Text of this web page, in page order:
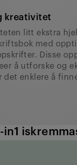
kreativitet
litt ekstra
med
Disse
å utforske og
det enklere å
in1